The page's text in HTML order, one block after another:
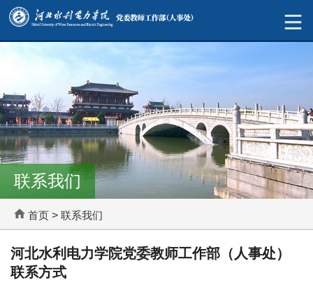
联系我们
首页 > 联系我们
河北水利电力学院党委教师工作部（人事处）
联系方式